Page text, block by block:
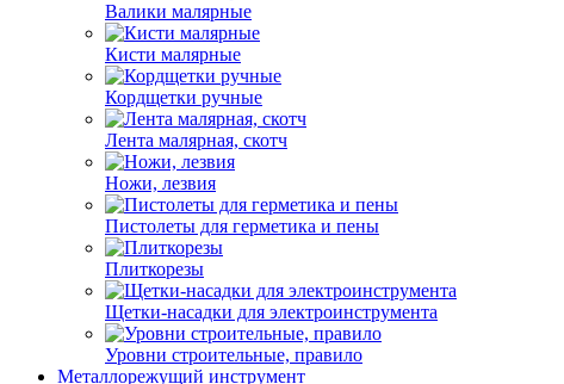
Валики малярные
Кисти малярные
Кордщетки ручные
Лента малярная, скотч
Ножи, лезвия
Пистолеты для герметика и пены
Плиткорезы
Щетки-насадки для электроинструмента
Уровни строительные, правило
Металлорежущий инструмент